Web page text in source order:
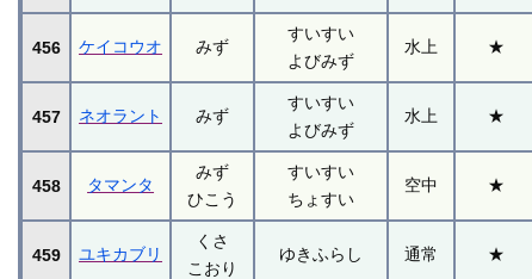
456 ケイコウオ みず
すいすい
よびみず
水上 ★
457 ネオラント みず
すいすい
よびみず
水上 ★
458 タマンタ
みず
ひこう
すいすい
ちょすい
空中 ★
459 ユキカブリ
くさ
こおり
ゆきふらし 通常 ★